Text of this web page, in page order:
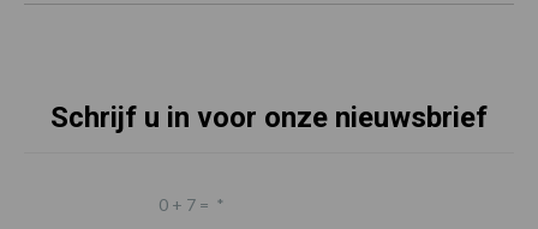
Schrijf u in voor onze nieuwsbrief
0 + 7 = *